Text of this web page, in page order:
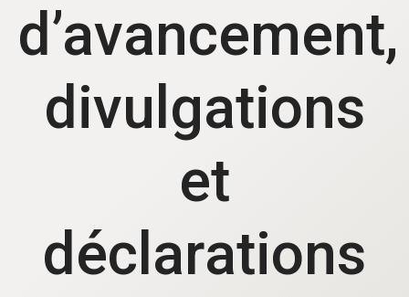
d’avancement,
divulgations
et
déclarations